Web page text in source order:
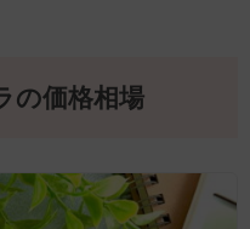
の価格相場